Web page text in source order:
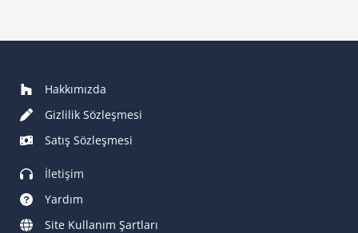
Hakkımızda
Gizlilik Sözleşmesi
Satış Sözleşmesi
İletişim
Yardım
Site Kullanım Şartları